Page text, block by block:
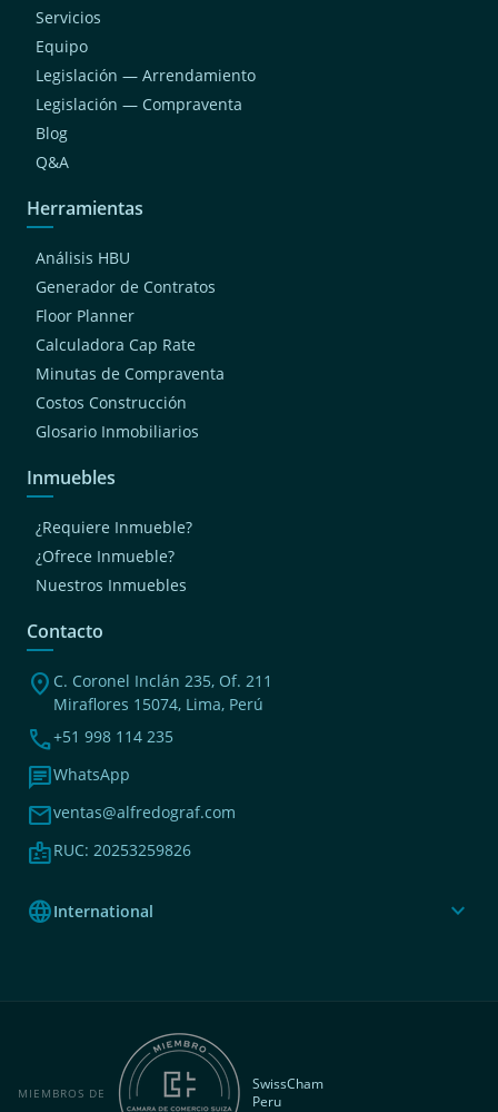
Servicios
Equipo
Legislación — Arrendamiento
Legislación — Compraventa
Blog
Q&A
Herramientas
Análisis HBU
Generador de Contratos
Floor Planner
Calculadora Cap Rate
Minutas de Compraventa
Costos Construcción
Glosario Inmobiliarios
Inmuebles
¿Requiere Inmueble?
¿Ofrece Inmueble?
Nuestros Inmuebles
Contacto
location_on C. Coronel Inclán 235, Of. 211
Miraflores 15074, Lima, Perú
phone+51 998 114 235
chatWhatsApp
mailventas@alfredograf.com
badgeRUC: 20253259826
languageInternational expand_more
MIEMBROS DE
SwissCham
Peru